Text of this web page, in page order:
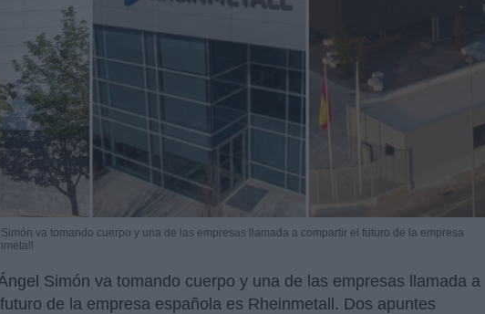
va tomando cuerpo y una de las empresas llamada a compartir el futuro de la empresa
Simón va tomando cuerpo y una de las empresas llamada a
de la empresa española es Rheinmetall. Dos apuntes